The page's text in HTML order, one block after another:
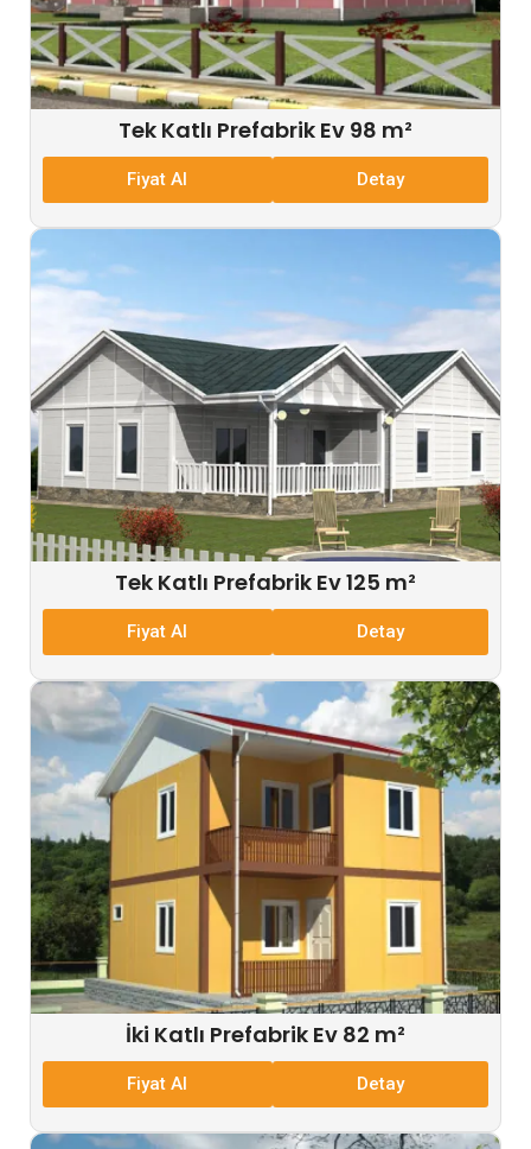
Tek Katlı Prefabrik Ev 98 m²
Fiyat Al Detay
Tek Katlı Prefabrik Ev 125 m²
Fiyat Al Detay
İki Katlı Prefabrik Ev 82 m²
Fiyat Al Detay